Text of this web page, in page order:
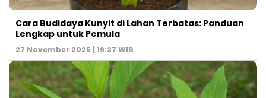
Cara Budidaya Kunyit di Lahan Terbatas: Panduan
Lengkap untuk Pemula
27 November 2025 | 19:37 WIB